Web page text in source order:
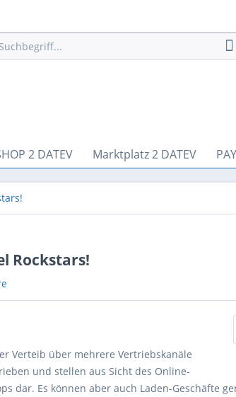
2 DATEV Marktplatz 2 DATEV
Rockstars!
Verteib über mehrere Vertriebskanäle
und stellen aus Sicht des Online-
dar. Es können aber auch Laden-Geschäfte